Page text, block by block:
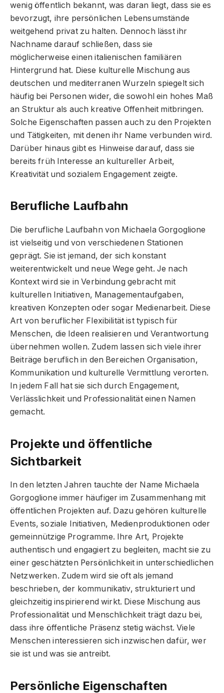
wenig öffentlich bekannt, was daran liegt, dass sie es
bevorzugt, ihre persönlichen Lebensumstände
weitgehend privat zu halten. Dennoch lässt ihr
Nachname darauf schließen, dass sie
möglicherweise einen italienischen familiären
Hintergrund hat. Diese kulturelle Mischung aus
deutschen und mediterranen Wurzeln spiegelt sich
häufig bei Personen wider, die sowohl ein hohes Maß
an Struktur als auch kreative Offenheit mitbringen.
Solche Eigenschaften passen auch zu den Projekten
und Tätigkeiten, mit denen ihr Name verbunden wird.
Darüber hinaus gibt es Hinweise darauf, dass sie
bereits früh Interesse an kultureller Arbeit,
Kreativität und sozialem Engagement zeigte.
Berufliche Laufbahn
Die berufliche Laufbahn von Michaela Gorgoglione
ist vielseitig und von verschiedenen Stationen
geprägt. Sie ist jemand, der sich konstant
weiterentwickelt und neue Wege geht. Je nach
Kontext wird sie in Verbindung gebracht mit
kulturellen Initiativen, Managementaufgaben,
kreativen Konzepten oder sogar Medienarbeit. Diese
Art von beruflicher Flexibilität ist typisch für
Menschen, die Ideen realisieren und Verantwortung
übernehmen wollen. Zudem lassen sich viele ihrer
Beiträge beruflich in den Bereichen Organisation,
Kommunikation und kulturelle Vermittlung verorten.
In jedem Fall hat sie sich durch Engagement,
Verlässlichkeit und Professionalität einen Namen
gemacht.
Projekte und öffentliche
Sichtbarkeit
In den letzten Jahren tauchte der Name Michaela
Gorgoglione immer häufiger im Zusammenhang mit
öffentlichen Projekten auf. Dazu gehören kulturelle
Events, soziale Initiativen, Medienproduktionen oder
gemeinnützige Programme. Ihre Art, Projekte
authentisch und engagiert zu begleiten, macht sie zu
einer geschätzten Persönlichkeit in unterschiedlichen
Netzwerken. Zudem wird sie oft als jemand
beschrieben, der kommunikativ, strukturiert und
gleichzeitig inspirierend wirkt. Diese Mischung aus
Professionalität und Menschlichkeit trägt dazu bei,
dass ihre öffentliche Präsenz stetig wächst. Viele
Menschen interessieren sich inzwischen dafür, wer
sie ist und was sie antreibt.
Persönliche Eigenschaften